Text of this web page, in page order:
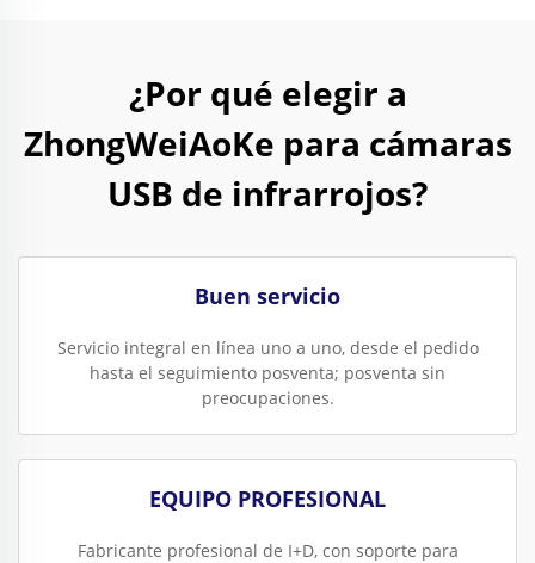
¿Por qué elegir a
ZhongWeiAoKe para cámaras
USB de infrarrojos?
Buen servicio
Servicio integral en línea uno a uno, desde el pedido
hasta el seguimiento posventa; posventa sin
preocupaciones.
EQUIPO PROFESIONAL
Fabricante profesional de I+D, con soporte para